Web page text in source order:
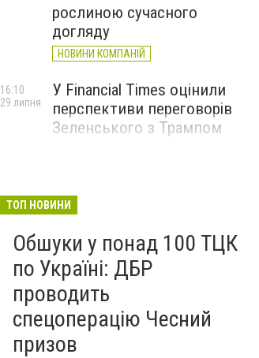
рослиною сучасного
догляду
НОВИНИ КОМПАНІЙ
У Financial Times оцінили
перспективи переговорів
Зеленського з Трампом
16:10
29 липня
ТОП НОВИНИ
Обшуки у понад 100 ТЦК
по Україні: ДБР
проводить
спецоперацію Чесний
призов